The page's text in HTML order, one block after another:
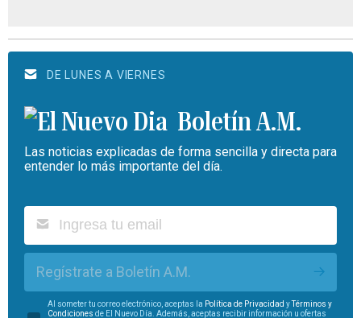
DE LUNES A VIERNES
Boletín A.M.
Las noticias explicadas de forma sencilla y directa para
entender lo más importante del día.
Regístrate a Boletín A.M.
Al someter tu correo electrónico, aceptas la Política de Privacidad yTérminos y
Condiciones de El Nuevo Día. Además, aceptas recibir información u ofertas